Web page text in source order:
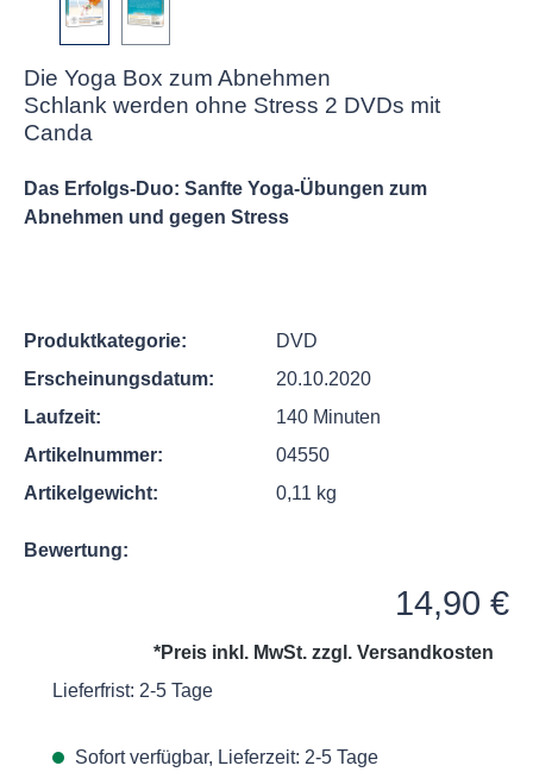
Die Yoga Box zum Abnehmen
Schlank werden ohne Stress 2 DVDs mit
Canda
Das Erfolgs-Duo: Sanfte Yoga-Übungen zum
Abnehmen und gegen Stress
Produktkategorie:
DVD
Erscheinungsdatum:
20.10.2020
Laufzeit:
140 Minuten
Artikelnummer:
04550
Artikelgewicht:
0,11 kg
Bewertung:
14,90 €
*Preis inkl. MwSt. zzgl. Versandkosten
Lieferfrist: 2-5 Tage
Sofort verfügbar, Lieferzeit: 2-5 Tage